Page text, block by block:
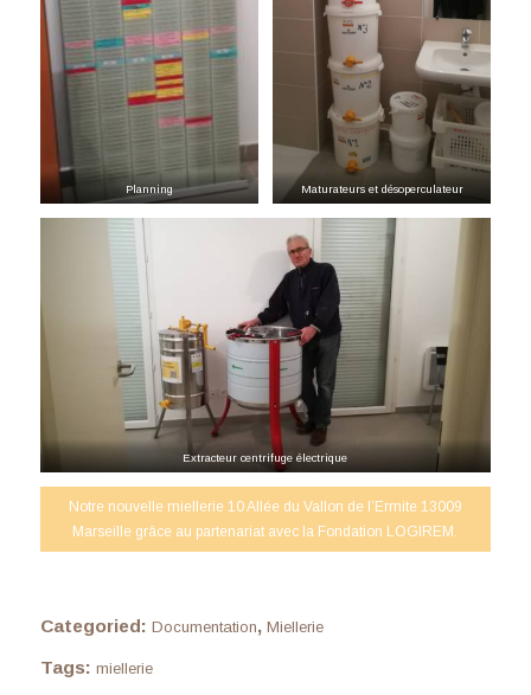
Planning Maturateurs et désoperculateur
Extracteur centrifuge électrique
Notre nouvelle miellerie 10 Allée du Vallon de l’Ermite 13009
Marseille grâce au partenariat avec la Fondation LOGIREM.
Categoried: Documentation, Miellerie
Tags: miellerie